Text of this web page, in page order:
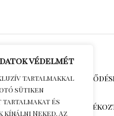
védelmét
tartalmakkal
sütiken
tartalmakat és
Neked. Az
Általános
Feltételek
Adatkezelési